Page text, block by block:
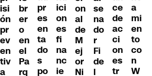
isi
ón
pr
ev
en
tiv
a
br
er
o
en
el
Pa
rq
pr
es
en
ta
do
s
po
ici
on
es
fi
na
nc
ie
on
al
de
M
ej
or
Ni
se
na
do
r
Fi
de
l
ce
de
ac
ci
on
es
tr
a
mi
en
to
co
n
W